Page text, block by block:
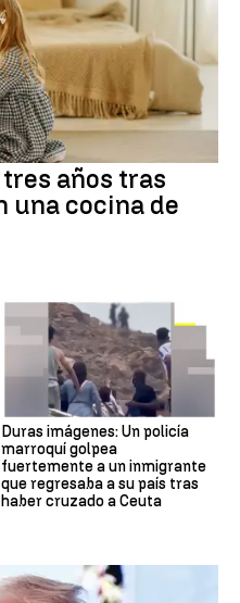
años tras
una cocina de
Duras imágenes: Un policía
marroquí golpea
fuertemente a un inmigrante
que regresaba a su país tras
haber cruzado a Ceuta